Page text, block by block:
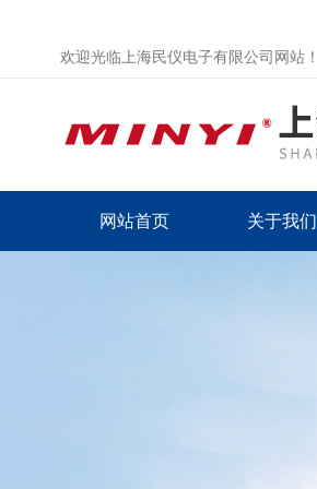
欢迎光临上海民仪电子有限公司网站！
网站首页 关于我们